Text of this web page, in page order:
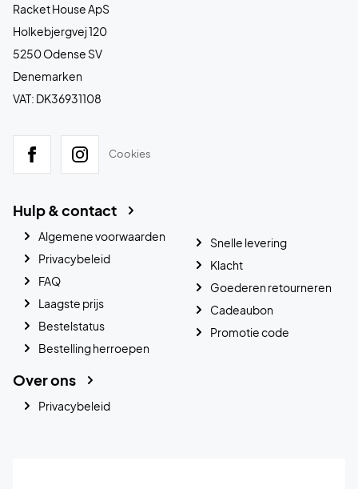
Racket House ApS
Holkebjergvej 120
5250 Odense SV
Denemarken
VAT: DK36931108
Cookies
Hulp & contact
Algemene voorwaarden
Privacybeleid
FAQ
Laagste prijs
Bestelstatus
Bestelling herroepen
Snelle levering
Klacht
Goederen retourneren
Cadeaubon
Promotie code
Over ons
Privacybeleid